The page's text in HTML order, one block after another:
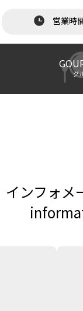
営業時
グ
インフォメ